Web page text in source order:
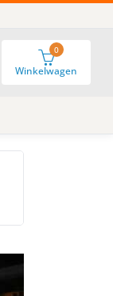
Winkelwagen
0